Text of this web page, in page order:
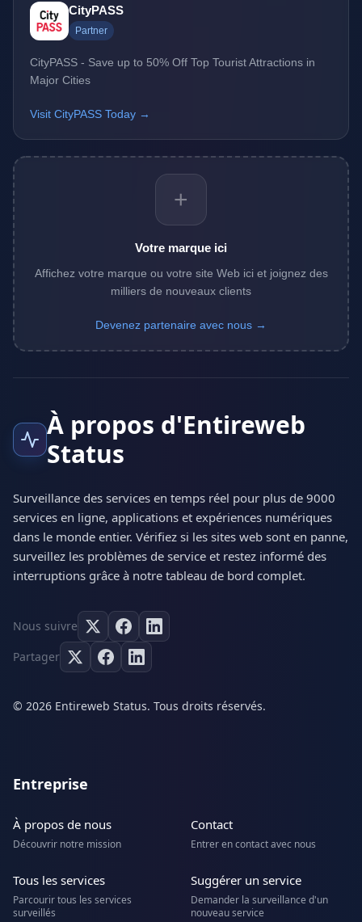
CityPASS
Partner
CityPASS - Save up to 50% Off Top Tourist Attractions in
Major Cities
Visit CityPASS Today →
+
Votre marque ici
Affichez votre marque ou votre site Web ici et joignez des
milliers de nouveaux clients
Devenez partenaire avec nous →
À propos d'Entireweb
Status
Surveillance des services en temps réel pour plus de 9000
services en ligne, applications et expériences numériques
dans le monde entier. Vérifiez si les sites web sont en panne,
surveillez les problèmes de service et restez informé des
interruptions grâce à notre tableau de bord complet.
Nous suivre
Partager
© 2026 Entireweb Status. Tous droits réservés.
Entreprise
À propos de nous
Découvrir notre mission
Contact
Entrer en contact avec nous
Tous les services
Parcourir tous les services
surveillés
Suggérer un service
Demander la surveillance d'un
nouveau service